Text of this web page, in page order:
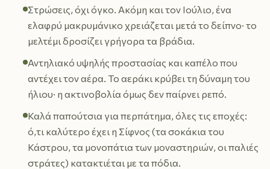
Στρώσεις, όχι όγκο. Ακόμη και τον Ιούλιο, ένα
ελαφρύ μακρυμάνικο χρειάζεται μετά το δείπνο· το
μελτέμι δροσίζει γρήγορα τα βράδια.
Αντηλιακό υψηλής προστασίας και καπέλο που
αντέχει τον αέρα. Το αεράκι κρύβει τη δύναμη του
ήλιου· η ακτινοβολία όμως δεν παίρνει ρεπό.
Καλά παπούτσια για περπάτημα, όλες τις εποχές:
ό,τι καλύτερο έχει η Σίφνος (τα σοκάκια του
Κάστρου, τα μονοπάτια των μοναστηριών, οι παλιές
στράτες) κατακτιέται με τα πόδια.